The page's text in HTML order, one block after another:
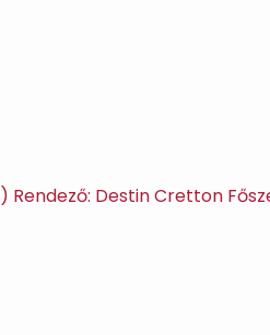
Destin Cretton